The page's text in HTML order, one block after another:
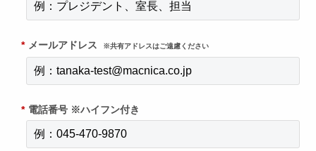
* メールアドレス ※共有アドレスはご遠慮ください
* 電話番号 ※ハイフン付き